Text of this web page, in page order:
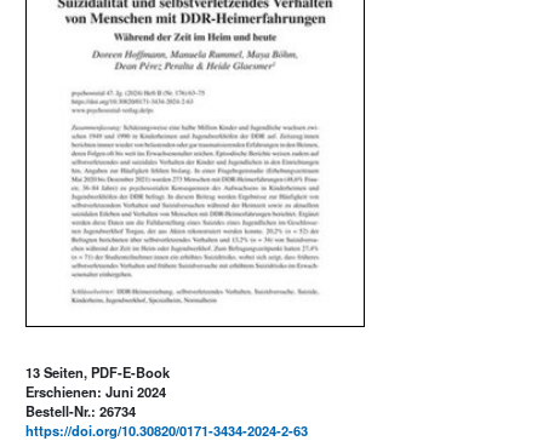
13 Seiten, PDF-E-Book
Erschienen: Juni 2024
Bestell-Nr.: 26734
https://doi.org/10.30820/0171-3434-2024-2-63